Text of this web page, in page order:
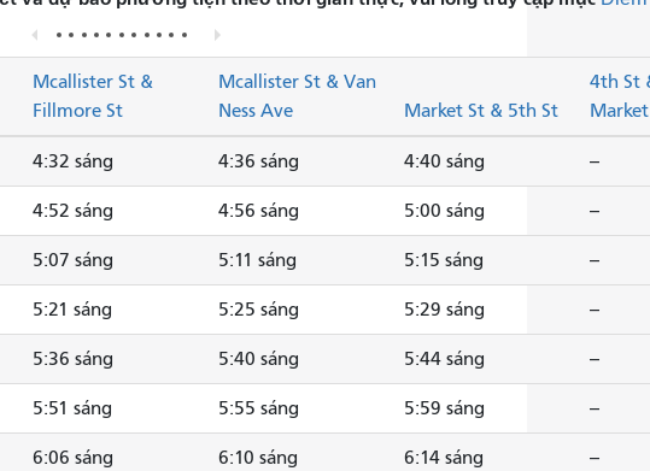
Mcallister St &
Fillmore St
Mcallister St & Van
Ness Ave
Market St & 5th St
4th St
4:32 sáng 4:36 sáng 4:40 sáng --
4:52 sáng 4:56 sáng 5:00 sáng --
5:07 sáng 5:11 sáng 5:15 sáng --
5:21 sáng 5:25 sáng 5:29 sáng --
5:36 sáng 5:40 sáng 5:44 sáng --
5:51 sáng 5:55 sáng 5:59 sáng --
6:06 sáng 6:10 sáng 6:14 sáng --